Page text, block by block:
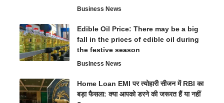
Business News
Edible Oil Price: There may be a big
fall in the prices of edible oil during
the festive season
Business News
Home Loan EMI पर त्योहारी सीजन में RBI का
बड़ा फैसला: क्या आपको डरने की जरूरत हैं या नहीं